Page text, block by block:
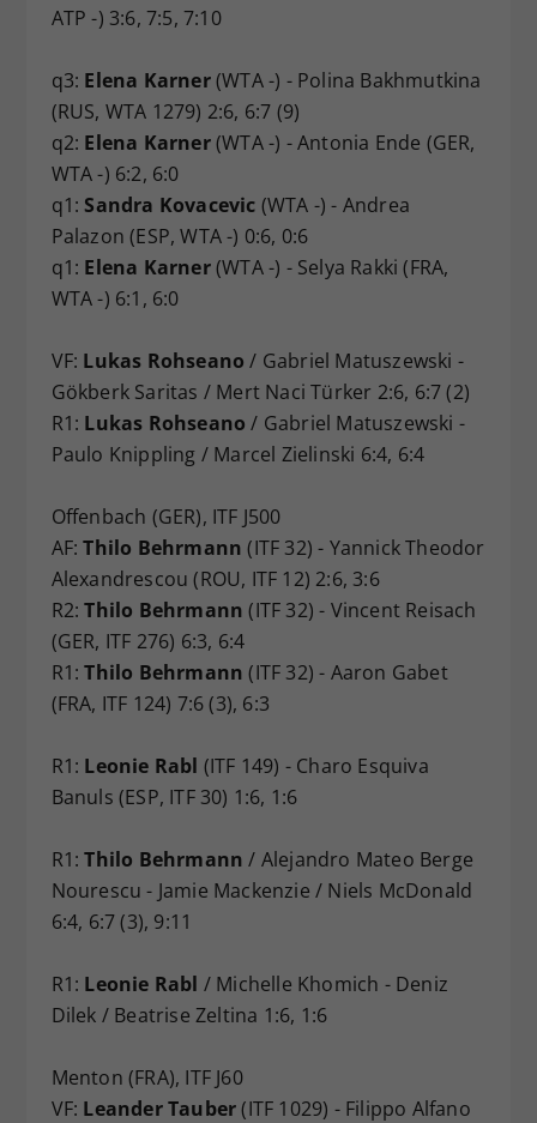
ATP -) 3:6, 7:5, 7:10
q3: Elena Karner(WTA -) - Polina Bakhmutkina
(RUS, WTA 1279) 2:6, 6:7 (9)
q2: Elena Karner(WTA -) - Antonia Ende (GER,
WTA -) 6:2, 6:0
q1:Sandra Kovacevic (WTA -) - Andrea
Palazon (ESP, WTA -) 0:6, 0:6
q1: Elena Karner(WTA -) - Selya Rakki (FRA,
WTA -) 6:1, 6:0
VF: Lukas Rohseano / Gabriel Matuszewski -
Gökberk Saritas / Mert Naci Türker 2:6, 6:7 (2)
R1: Lukas Rohseano / Gabriel Matuszewski -
Paulo Knippling / Marcel Zielinski 6:4, 6:4
Offenbach (GER), ITF J500
AF:Thilo Behrmann (ITF 32) - Yannick Theodor
Alexandrescou (ROU, ITF 12) 2:6, 3:6
R2:Thilo Behrmann (ITF 32) - Vincent Reisach
(GER, ITF 276) 6:3, 6:4
R1:Thilo Behrmann (ITF 32) - Aaron Gabet
(FRA, ITF 124) 7:6 (3), 6:3
R1: Leonie Rabl (ITF 149) - Charo Esquiva
Banuls (ESP, ITF 30) 1:6, 1:6
R1:Thilo Behrmann / Alejandro Mateo Berge
Nourescu - Jamie Mackenzie / Niels McDonald
6:4, 6:7 (3), 9:11
R1: Leonie Rabl / Michelle Khomich - Deniz
Dilek / Beatrise Zeltina 1:6, 1:6
Menton (FRA), ITF J60
VF: Leander Tauber(ITF 1029) - Filippo Alfano